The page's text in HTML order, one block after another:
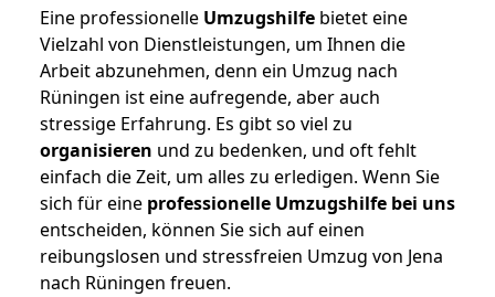
Eine professionelle Umzugshilfe bietet eine
Vielzahl von Dienstleistungen, um Ihnen die
Arbeit abzunehmen, denn ein Umzug nach
Rüningen ist eine aufregende, aber auch
stressige Erfahrung. Es gibt so viel zu
organisieren und zu bedenken, und oft fehlt
einfach die Zeit, um alles zu erledigen. Wenn Sie
sich für eine professionelle Umzugshilfe bei uns
entscheiden, können Sie sich auf einen
reibungslosen und stressfreien Umzug von Jena
nach Rüningen freuen.